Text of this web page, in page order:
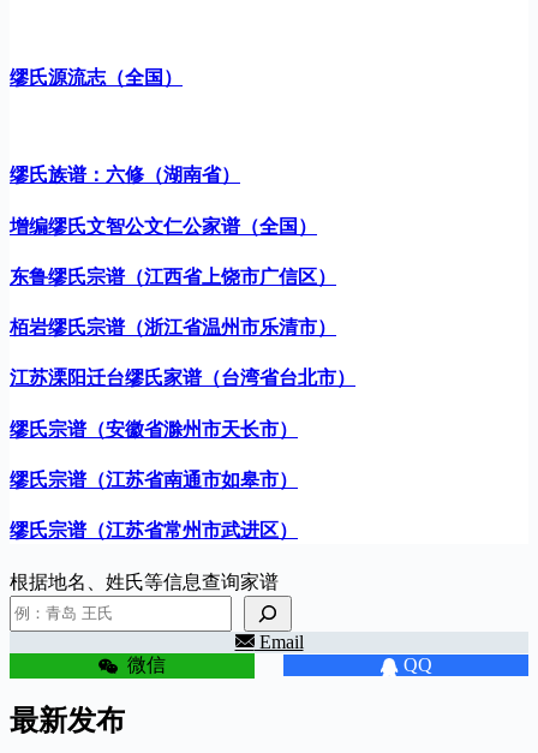
缪氏源流志（全国）
缪氏族谱：六修（湖南省）
增编缪氏文智公文仁公家谱（全国）
东鲁缪氏宗谱（江西省上饶市广信区）
栢岩缪氏宗谱（浙江省温州市乐清市）
江苏溧阳迁台缪氏家谱（台湾省台北市）
缪氏宗谱（安徽省滁州市天长市）
缪氏宗谱（江苏省南通市如皋市）
缪氏宗谱（江苏省常州市武进区）
根据地名、姓氏等信息查询家谱
Email
微信 QQ
最新发布